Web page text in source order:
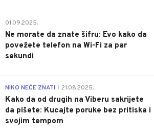
01.09.2025.
Ne morate da znate šifru: Evo kako da
povežete telefon na Wi-Fi za par
sekundi
NIKO NEĆE ZNATI 21.08.2025.
Kako da od drugih na Viberu sakrijete
da pišete: Kucajte poruke bez pritiska i
svojim tempom